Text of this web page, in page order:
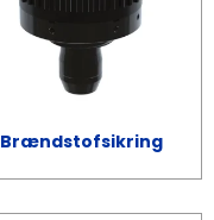
Brændstofsikring